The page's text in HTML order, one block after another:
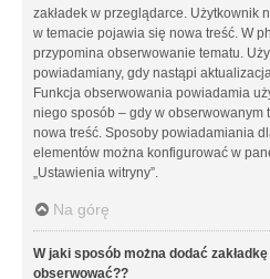
zakładek w przeglądarce. Użytkownik
w temacie pojawia się nowa treść. W
przypomina obserwowanie tematu.
powiadamiany, gdy nastąpi
Funkcja obserwowania powiadamia
niego sposób – gdy w obserwowanym
nowa treść. Sposoby powiadamiania
elementów można konfigurować w
„Ustawienia witryny”.
Na górę
W jaki sposób można dodać
obserwować??